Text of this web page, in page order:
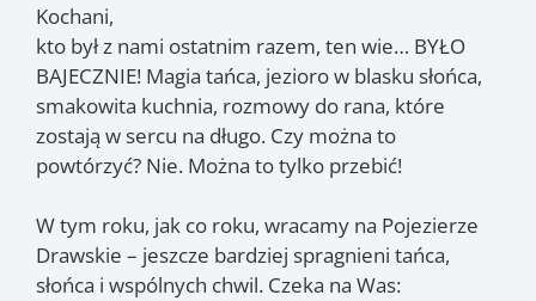
Kochani,
kto był z nami ostatnim razem, ten wie… BYŁO
BAJECZNIE! Magia tańca, jezioro w blasku słońca,
smakowita kuchnia, rozmowy do rana, które
zostają w sercu na długo. Czy można to
powtórzyć? Nie. Można to tylko przebić!
W tym roku, jak co roku, wracamy na Pojezierze
Drawskie – jeszcze bardziej spragnieni tańca,
słońca i wspólnych chwil. Czeka na Was: